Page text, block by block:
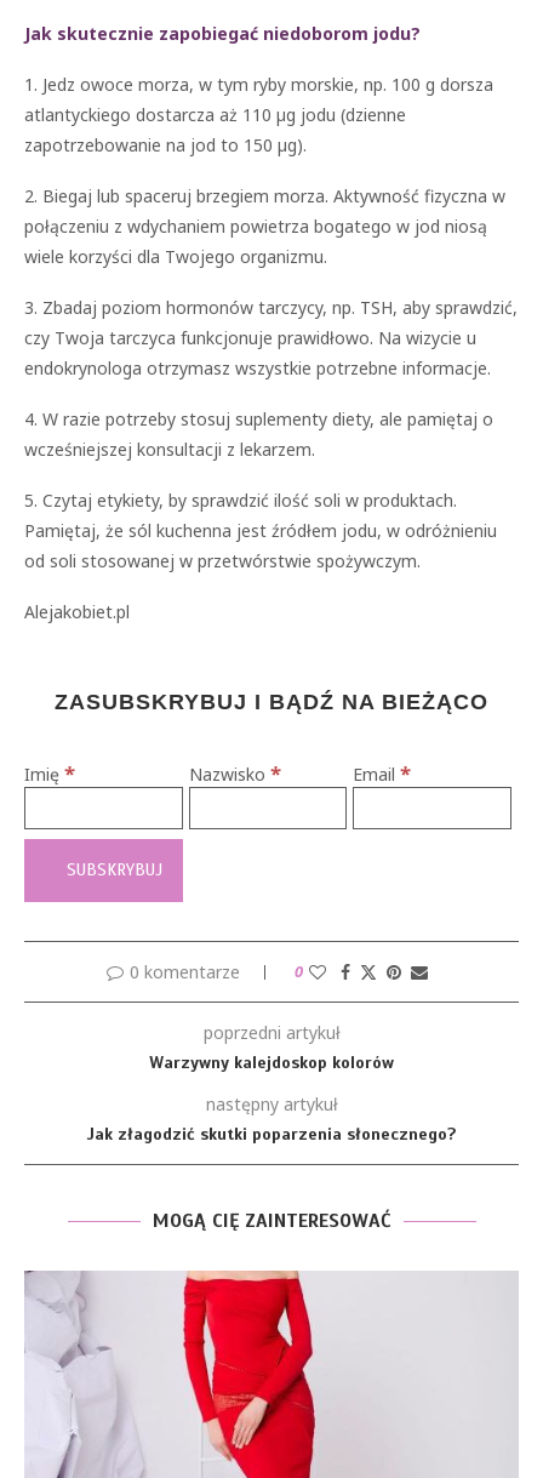
Jak skutecznie zapobiegać niedoborom jodu?
1. Jedz owoce morza, w tym ryby morskie, np. 100 g dorsza
atlantyckiego dostarcza aż 110 µg jodu (dzienne
zapotrzebowanie na jod to 150 µg).
2. Biegaj lub spaceruj brzegiem morza. Aktywność fizyczna w
połączeniu z wdychaniem powietrza bogatego w jod niosą
wiele korzyści dla Twojego organizmu.
3. Zbadaj poziom hormonów tarczycy, np. TSH, aby sprawdzić,
czy Twoja tarczyca funkcjonuje prawidłowo. Na wizycie u
endokrynologa otrzymasz wszystkie potrzebne informacje.
4. W razie potrzeby stosuj suplementy diety, ale pamiętaj o
wcześniejszej konsultacji z lekarzem.
5. Czytaj etykiety, by sprawdzić ilość soli w produktach.
Pamiętaj, że sól kuchenna jest źródłem jodu, w odróżnieniu
od soli stosowanej w przetwórstwie spożywczym.
Alejakobiet.pl
ZASUBSKRYBUJ I BĄDŹ NA BIEŻĄCO
Imię * Nazwisko * Email*
0 komentarze 0
poprzedni artykuł
Warzywny kalejdoskop kolorów
następny artykuł
Jak złagodzić skutki poparzenia słonecznego?
MOGĄ CIĘ ZAINTERESOWAĆ